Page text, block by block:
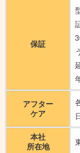
保証
アフター
ケア
本社
所在地